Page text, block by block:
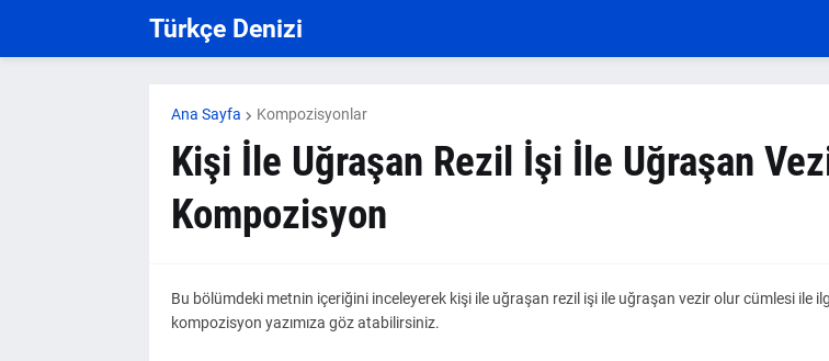
Türkçe Denizi
Ana Sayfa Kompozisyonlar
Kişi İle Uğraşan Rezil İşi İle Uğraşan
Kompozisyon
Bu bölümdeki metnin içeriğini inceleyerek kişi ile uğraşan rezil işi ile uğraşan vezir olur cümlesi ile
kompozisyon yazımıza göz atabilirsiniz.